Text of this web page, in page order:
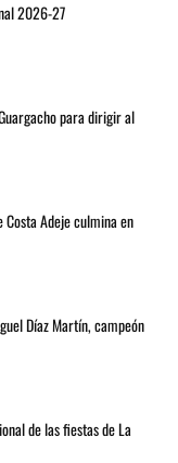
2026-27
para dirigir al
Costa Adeje culmina en
Díaz Martín, campeón
de las fiestas de La